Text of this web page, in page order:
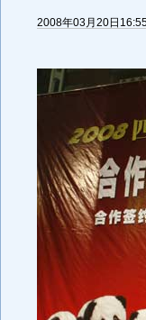
2008年03月20日